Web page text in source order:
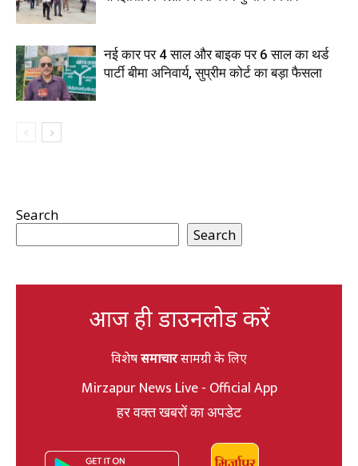
नई कार पर 4 साल और बाइक पर 6 साल का थर्ड
पार्टी बीमा अनिवार्य, सुप्रीम कोर्ट का बड़ा फैसला
Search
Search
आज ही डाउनलोड करें
विशेषसमाचारसामग्री के लिए
Mirzapur News Live - Official App
हर वक्त खबरों का अपडेट